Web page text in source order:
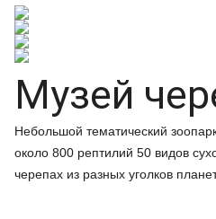
Музей
Небольшой тематический
около 800 рептилий 50 видов
черепах из разных уголков